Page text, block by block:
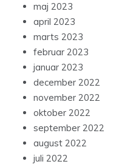
maj 2023
april 2023
marts 2023
februar 2023
januar 2023
december 2022
november 2022
oktober 2022
september 2022
august 2022
juli 2022